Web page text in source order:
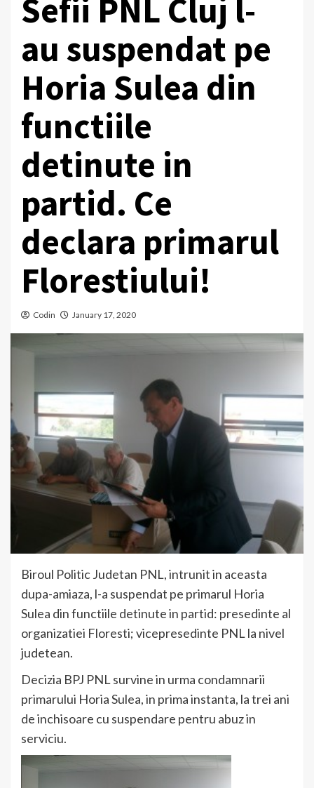
Sefii PNL Cluj l-
au suspendat pe
Horia Sulea din
functiile
detinute in
partid. Ce
declara primarul
Florestiului!
Codin January 17, 2020
Biroul Politic Judetan PNL, intrunit in aceasta
dupa-amiaza, l-a suspendat pe primarul Horia
Sulea din functiile detinute in partid: presedinte al
organizatiei Floresti; vicepresedinte PNL la nivel
judetean.
Decizia BPJ PNL survine in urma condamnarii
primarului Horia Sulea, in prima instanta, la trei ani
de inchisoare cu suspendare pentru abuz in
serviciu.